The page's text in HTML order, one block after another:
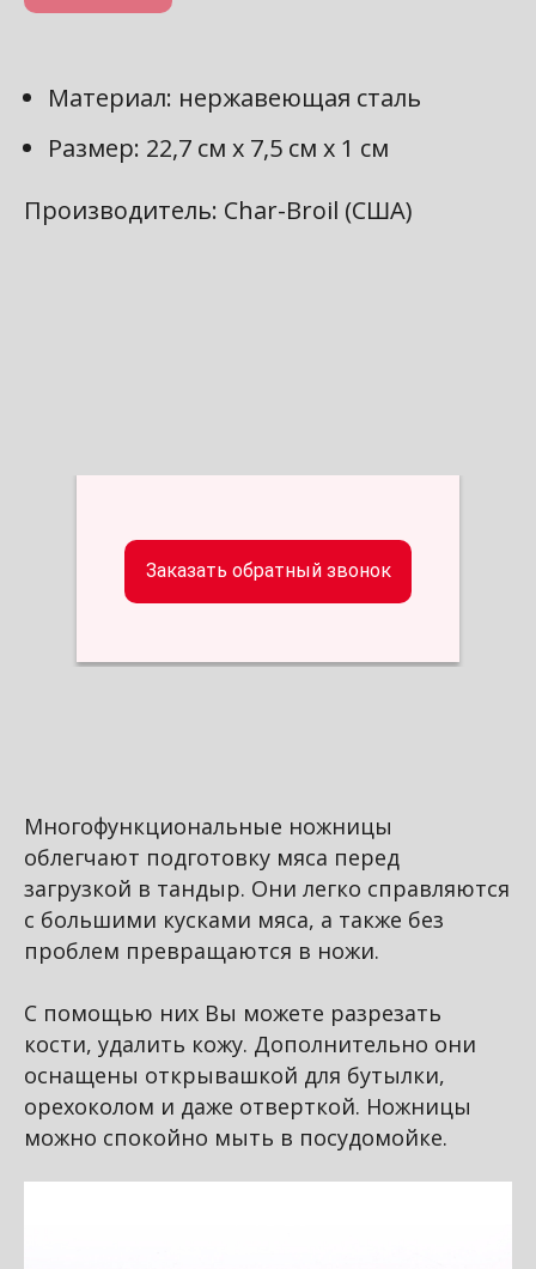
Материал: нержавеющая сталь
Размер: 22,7 см х 7,5 см х 1 см
Производитель: Char-Broil (США)
Заказать обратный звонок
Не страшно!
Вам помогут с
Многофункциональные ножницы
облегчают подготовку мяса перед
загрузкой в тандыр. Они легко справляются
с большими кусками мяса, а также без
проблем превращаются в ножи.
С помощью них Вы можете разрезать
кости, удалить кожу. Дополнительно они
оснащены открывашкой для бутылки,
орехоколом и даже отверткой. Ножницы
можно спокойно мыть в посудомойке.